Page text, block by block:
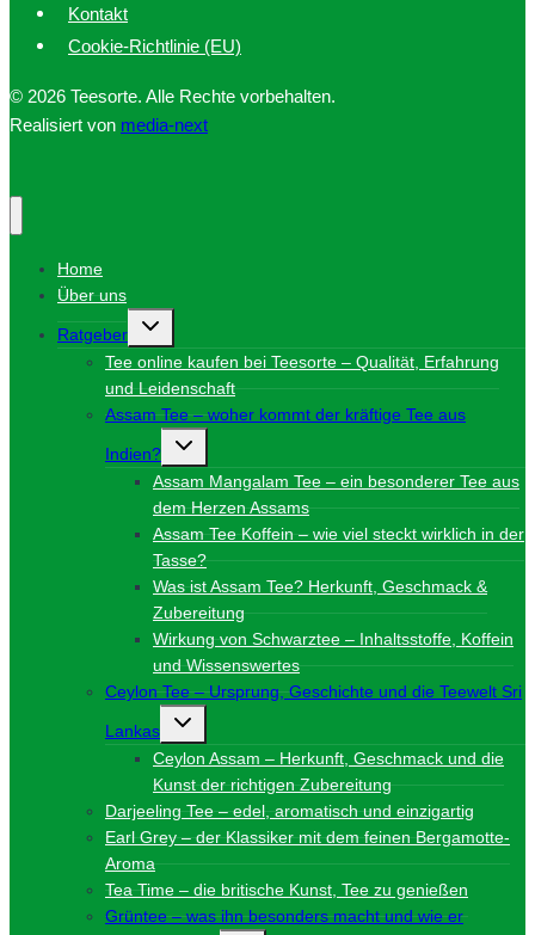
Kontakt
Cookie-Richtlinie (EU)
© 2026 Teesorte. Alle Rechte vorbehalten.
Realisiert von media-next
Home
Über uns
Ratgeber
Untermenü
Tee online kaufen bei Teesorte – Qualität, Erfahrung
und Leidenschaft
Assam Tee – woher kommt der kräftige Tee aus
Indien?
Untermenü
Assam Mangalam Tee – ein besonderer Tee aus
dem Herzen Assams
Assam Tee Koffein – wie viel steckt wirklich in der
Tasse?
Was ist Assam Tee? Herkunft, Geschmack &
Zubereitung
Wirkung von Schwarztee – Inhaltsstoffe, Koffein
und Wissenswertes
Ceylon Tee – Ursprung, Geschichte und die Teewelt Sri
Lankas
Untermenü
Ceylon Assam – Herkunft, Geschmack und die
Kunst der richtigen Zubereitung
Darjeeling Tee – edel, aromatisch und einzigartig
Earl Grey – der Klassiker mit dem feinen Bergamotte-
Aroma
Tea Time – die britische Kunst, Tee zu genießen
Grüntee – was ihn besonders macht und wie er